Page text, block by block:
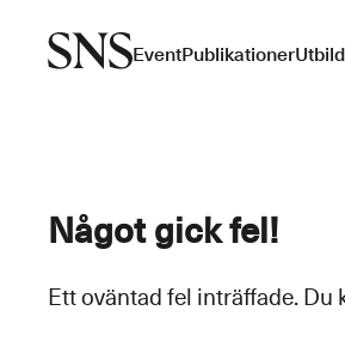
EventPublikationer
Något gick fel!
Ett oväntad fel inträffade. Du